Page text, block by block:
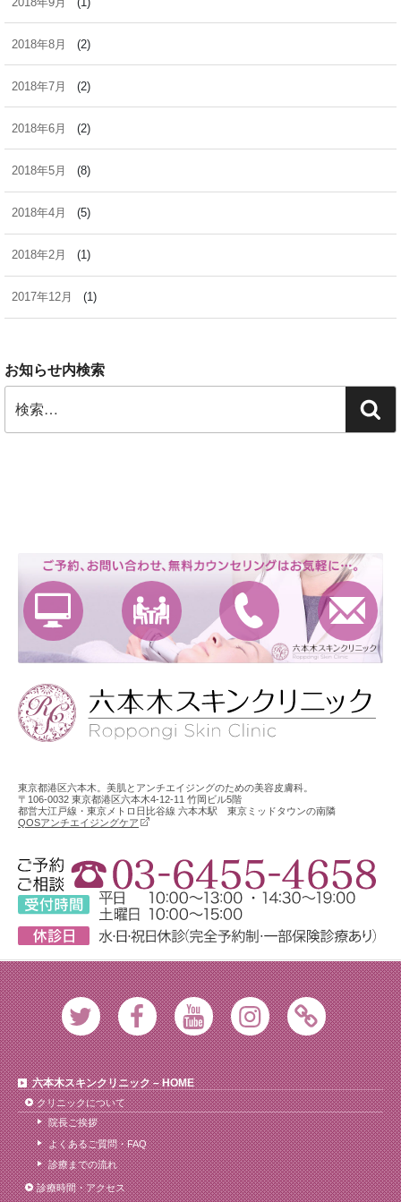
2018年8月 (2)
2018年7月 (2)
2018年6月 (2)
2018年5月 (8)
2018年4月 (5)
2018年2月 (1)
2017年12月 (1)
お知らせ内検索
索
東京都港区六本木。美肌とアンチエイジングのための美容皮膚科。
〒106-0032 東京都港区六本木4-12-11 竹岡ビル5階
都営大江戸線・東京メトロ日比谷線 六本木駅 東京ミッドタウンの南隣
QOSアンチエイジングケア
Twitter FacebookYoutube InstagramAmeblo
六本木スキンクリニック – HOME
クリニックについて
院長ご挨拶
よくあるご質問・FAQ
診療までの流れ
診療時間・アクセス